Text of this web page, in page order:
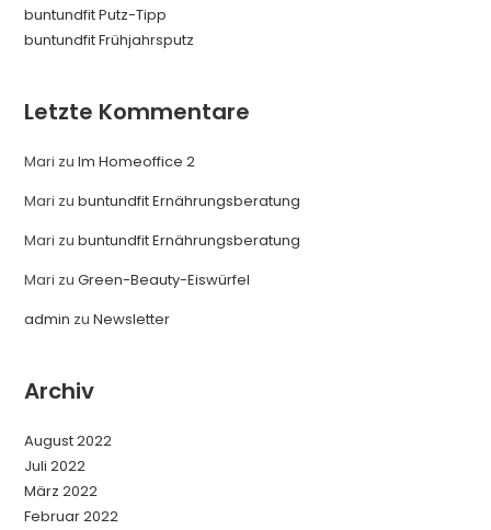
buntundfit Putz-Tipp
buntundfit Frühjahrsputz
Letzte Kommentare
Mari zuIm Homeoffice 2
Mari zubuntundfit Ernährungsberatung
Mari zubuntundfit Ernährungsberatung
Mari zuGreen-Beauty-Eiswürfel
admin zuNewsletter
Archiv
August 2022
Juli 2022
März 2022
Februar 2022